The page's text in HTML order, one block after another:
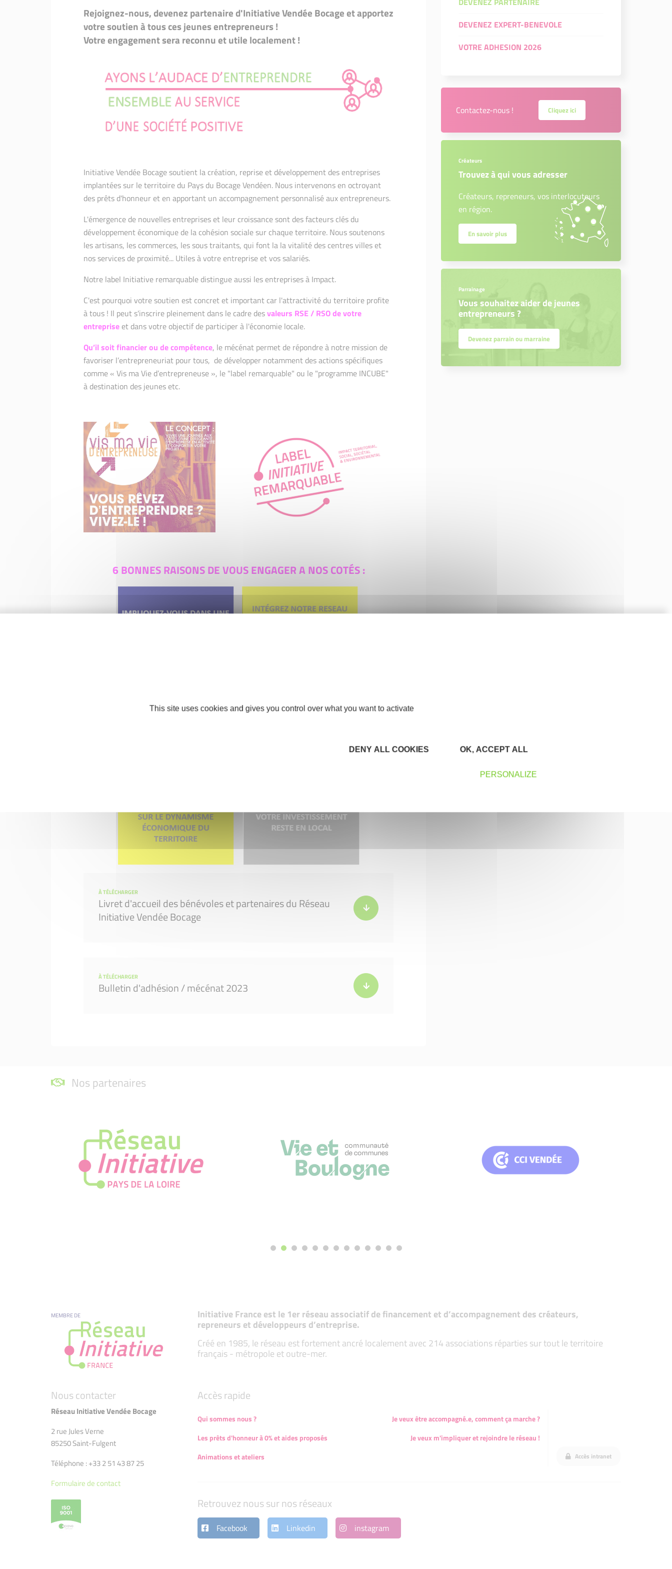
Mon passage en comité d'agrément, comment
le préparer ?
Je suis financé.e comment se passe mon
accompagnement ?
LE LABEL INITIATIVE REMARQUABLE
Rejoignez-nous, devenez partenaire d'Initiative Vendée Bocage et apportez
votre soutien à tous ces jeunes entrepreneurs !
Votre engagement sera reconnu et utile localement !
Initiative Vendée Bocage soutient la création, reprise et développement des entreprises
implantées sur le territoire du Pays du Bocage Vendéen. Nous intervenons en octroyant
des prêts d'honneur et en apportant un accompagnement personnalisé aux entrepreneurs.
L'émergence de nouvelles entreprises et leur croissance sont des facteurs clés du
développement économique de la cohésion sociale sur chaque territoire. Nous soutenons
les artisans, les commerces, les sous traitants, qui font la la vitalité des centres villes et
nos services de proximité... Utiles à votre entreprise et vos salariés.
Notre label Initiative remarquable distingue aussi les entreprises à Impact.
C'est pourquoi votre soutien est concret et important car l'attractivité du territoire profite
à tous ! Il peut s'inscrire pleinement dans le cadre desvaleurs RSE / RSO de votre
entreprise et dans votre objectif de participer à l'économie locale.
Qu’il soit financier ou de compétence, le mécénat permet de répondre à notre mission de
favoriser l’entrepreneuriat pour tous, de développer notamment des actions spécifiques
comme « Vis ma Vie d’entrepreneuse », le "label remarquable" ou le "programme INCUBE"
à destination des jeunes etc.
6 BONNES RAISONS DE VOUS ENGAGER A NOS COTÉS :
À TÉLÉCHARGER
Livret d'accueil des bénévoles et partenaires du Réseau
Initiative Vendée Bocage
À TÉLÉCHARGER
Bulletin d'adhésion / mécénat 2023
DEVENEZ EXPERT-BENEVOLE
VOTRE ADHESION 2026
Contactez-nous ! Cliquez ici
Créateurs
Trouvez à qui vous adresser
Créateurs, repreneurs, vos interlocuteurs
en région.
En savoir plus
Parrainage
Vous souhaitez aider de jeunes
entrepreneurs ?
Devenez parrain ou marraine
Nos partenaires
MEMBRE DE Initiative France est le 1er réseau associatif de financement et d’accompagnement des créateurs,
repreneurs et développeurs d’entreprise.
Créé en 1985, le réseau est fortement ancré localement avec 214 associations réparties sur tout le territoire
français - métropole et outre-mer.
Nous contacter
Réseau Initiative Vendée Bocage
2 rue Jules Verne
85250 Saint-Fulgent
Téléphone : +33 2 51 43 87 25
Formulaire de contact
Accès rapide
Qui sommes nous ?
Je veux être accompagné.e, comment ça marche ?
Les prêts d'honneur à 0% et aides proposés
Je veux m'impliquer et rejoindre le réseau !
Animations et ateliers
Accès intranet
Retrouvez nous sur nos réseaux
Facebook Linkedin instagram
This site uses cookies and gives you control over what you want to activate
OK, ACCEPT ALL
DENY ALL COOKIES
PERSONALIZE